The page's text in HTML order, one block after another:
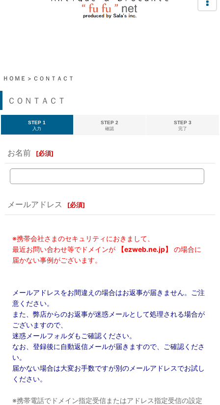
ＨＯＭＥ > ＣＯＮＴＡＣＴ
ＣＯＮＴＡＣＴ
STEP 1
入力
STEP 2
確認
STEP 3
完了
お名前 [必須]
メールアドレス [必須]
※携帯会社さまのセキュリティにおきまして、
最近お問い合わせ等でドメインが
【ezweb.ne.jp】
の場合に
届かない事例がございます。
メールアドレスをお間違えの場合はお返事が届きません。ご注
意ください。
また、弊店からのお返事が迷惑メールとして処理される場合が
ございますので、
迷惑メールフォルダもご確認ください。
なお、登録後に自動返信メールが届きますので、ご確認くださ
い。
届かない場合は大変お手数ですが別のメールアドレスでお試し
ください。
※携帯電話でドメイン指定受信またはアドレス指定受信の設定